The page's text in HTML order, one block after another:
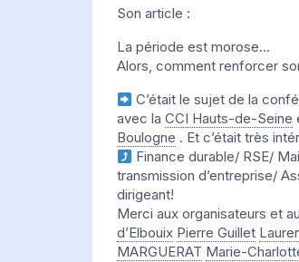
Son article :
La période est morose…
Alors, comment renforcer
C’était le sujet de la
avec la CCI Hauts-de-Seine
Boulogne . Et c’était très
Finance durable/ RSE/
transmission d’entreprise/
dirigeant!
Merci aux organisateurs et
d’Elbouix Pierre Guillet
MARGUERAT Marie-